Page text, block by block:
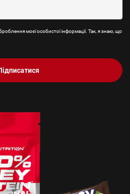
моєї особистої інформації. Так, я знаю, що